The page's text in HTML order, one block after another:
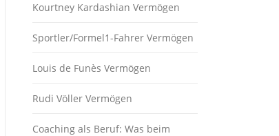
Kourtney Kardashian Vermögen
Sportler/Formel1-Fahrer Vermögen
Louis de Funès Vermögen
Rudi Völler Vermögen
Coaching als Beruf: Was beim